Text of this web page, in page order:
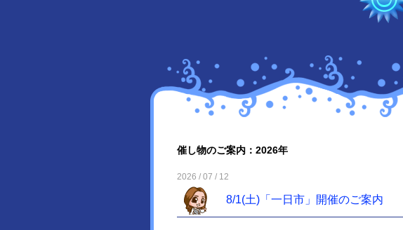
催し物のご案内：2026年
2026 / 07 / 12
8/1(土)「一日市」開催のご案内